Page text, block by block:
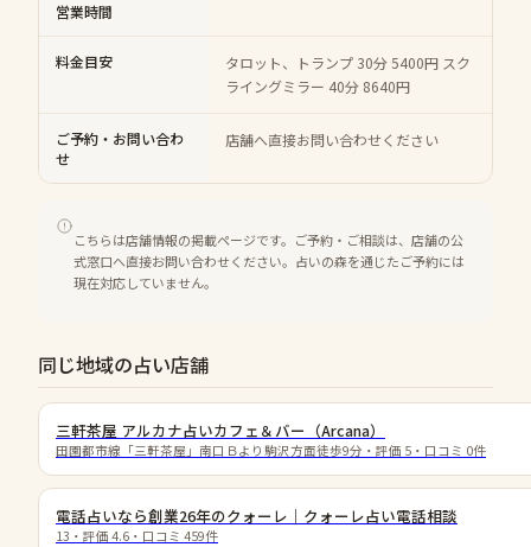
営業時間
料金目安
タロット、トランプ 30分 5400円 スク
ライングミラー 40分 8640円
ご予約・お問い合わ
せ
店舗へ直接お問い合わせください
こちらは店舗情報の掲載ページです。ご予約・ご相談は、店舗の公
式窓口へ直接お問い合わせください。占いの森を通じたご予約には
現在対応していません。
同じ地域の占い店舗
三軒茶屋 アルカナ占いカフェ＆バー（Arcana）
田園都市線「三軒茶屋」南口Ｂより駒沢方面徒歩9分 ・評価 5 ・口コミ 0件
電話占いなら創業26年のクォーレ｜クォーレ占い電話相談
13 ・評価 4.6 ・口コミ 459件